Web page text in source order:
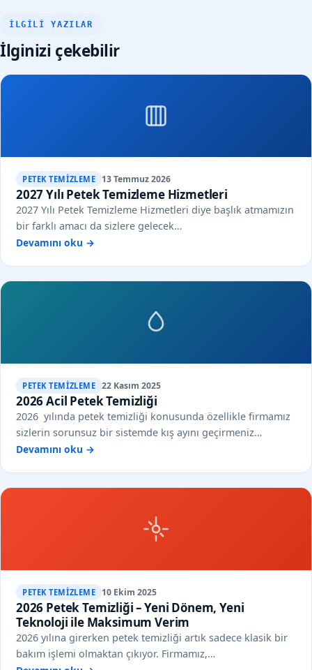
İLGILI YAZILAR
İlginizi çekebilir
PETEK TEMIZLEME 13 Temmuz 2026
2027 Yılı Petek Temizleme Hizmetleri
2027 Yılı Petek Temizleme Hizmetleri diye başlık atmamızın
bir farklı amacı da sizlere gelecek…
Devamını oku →
PETEK TEMIZLEME 22 Kasım 2025
2026 Acil Petek Temizliği
2026 yılında petek temizliği konusunda özellikle firmamız
sizlerin sorunsuz bir sistemde kış ayını geçirmeniz…
Devamını oku →
PETEK TEMIZLEME 10 Ekim 2025
2026 Petek Temizliği – Yeni Dönem, Yeni
Teknoloji ile Maksimum Verim
2026 yılına girerken petek temizliği artık sadece klasik bir
bakım işlemi olmaktan çıkıyor. Firmamız,…